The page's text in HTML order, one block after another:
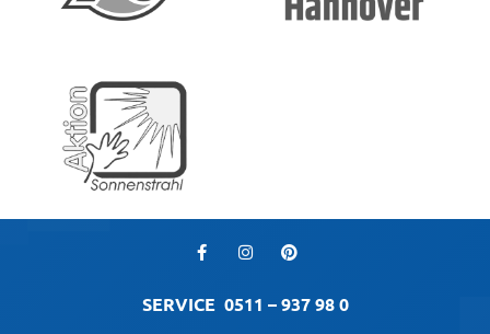
SERVICE 0511 – 937 98 0